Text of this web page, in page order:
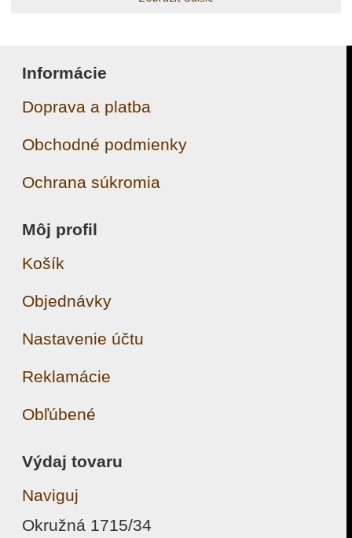
Informácie
Doprava a platba
Obchodné podmienky
Ochrana súkromia
Môj profil
Košík
Objednávky
Nastavenie účtu
Reklamácie
Obľúbené
Výdaj tovaru
Naviguj
Okružná 1715/34